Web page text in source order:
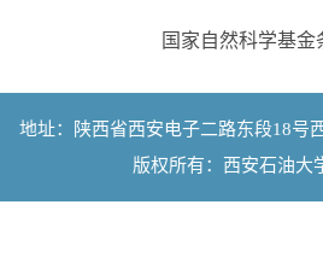
国家自然科学基金
地址：陕西省西安电子二路东段18
版权所有：西安石油大